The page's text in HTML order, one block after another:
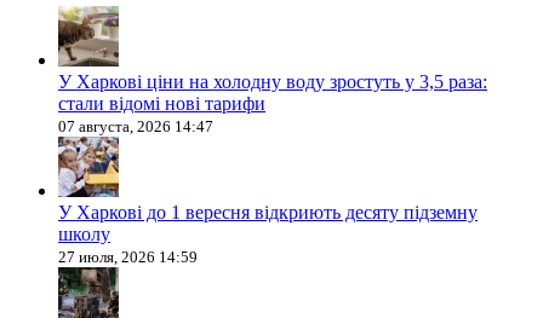
У Харкові ціни на холодну воду зростуть у 3,5 раза:
стали відомі нові тарифи
07 августа, 2026 14:47
У Харкові до 1 вересня відкриють десяту підземну
школу
27 июля, 2026 14:59